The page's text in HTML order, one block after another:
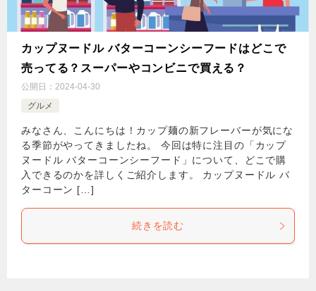
カップヌードル バターコーンシーフードはどこで
売ってる？スーパーやコンビニで買える？
公開日： 2024-04-30
グルメ
みなさん、こんにちは！カップ麺の新フレーバーが気にな
る季節がやってきましたね。 今回は特に注目の「カップ
ヌードル バターコーンシーフード」について、どこで購
入できるのかを詳しくご紹介します。 カップヌードル バ
ターコーン […]
続きを読む